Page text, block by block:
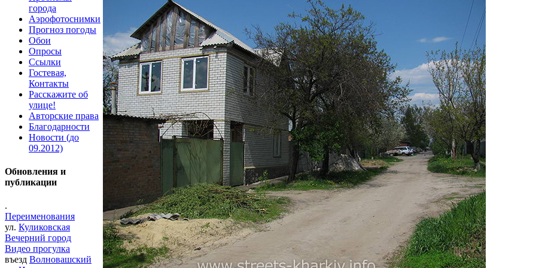
города
Аэрофотоснимки
Прогноз погоды
Обои
Опросы
Ссылки
Гостевая,
Контакты
Расскажите об
улице!
Авторские права
Благодарности
Новости (до
09.2012)
Обновления и
публикации
.
Переименования
ул. Куликовская
Вечерний город
Видео прогулка
въезд Волновашский